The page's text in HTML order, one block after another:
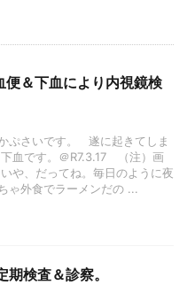
＆下血により内視鏡検
ぷさいです。 遂に起きてしま
血です。＠R7.3.17 （注）画
や、だってね。毎日のように夜
ゃ外食でラーメンだの ...
検査＆診察。